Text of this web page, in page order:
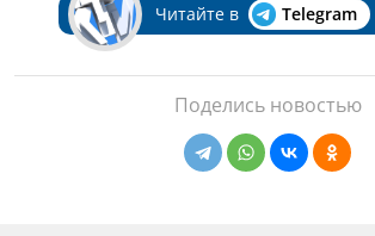
Читайте в Telegram
Поделись новостью